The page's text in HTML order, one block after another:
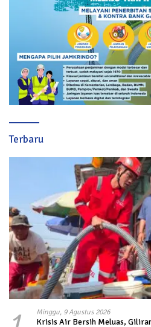
Terbaru
Minggu, 9 Agustus 2026
Krisis Air Bersih Meluas,